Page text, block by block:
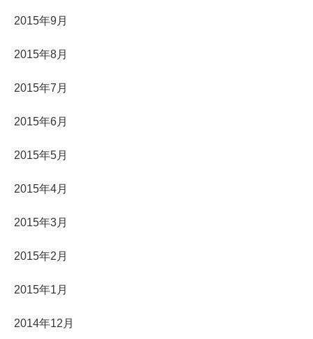
2015年9月
2015年8月
2015年7月
2015年6月
2015年5月
2015年4月
2015年3月
2015年2月
2015年1月
2014年12月